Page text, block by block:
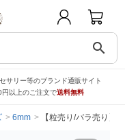
search
サリー等のブランド通販サイト
以上のご注文で送料無料
6mm 【粒売り/バラ売り】